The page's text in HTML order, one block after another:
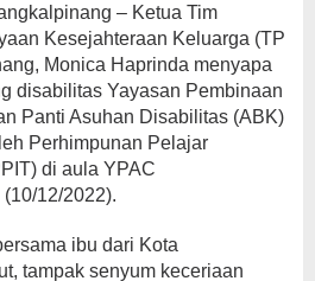
– Ketua Tim
Kesejahteraan Keluarga (TP
Monica Haprinda menyapa
disabilitas Yayasan Pembinaan
Panti Asuhan Disabilitas (ABK)
Perhimpunan Pelajar
di aula YPAC
12/2022).
ibu dari Kota
tampak senyum keceriaan